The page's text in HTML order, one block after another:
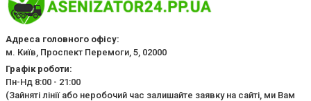
Адреса головного офісу:
м. Київ, Проспект Перемоги, 5, 02000
Графік роботи:
Пн-Нд 8:00 - 21:00
(Зайняті лінії або неробочий час залишайте заявку на сайті, ми Вам